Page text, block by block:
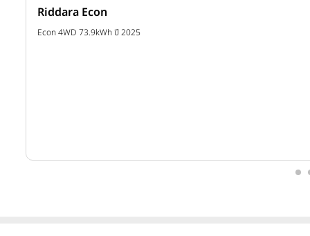
Riddara Econ
Econ 4WD 73.9kWh ปี 2025